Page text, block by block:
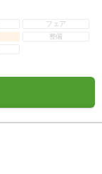
フェア
整備